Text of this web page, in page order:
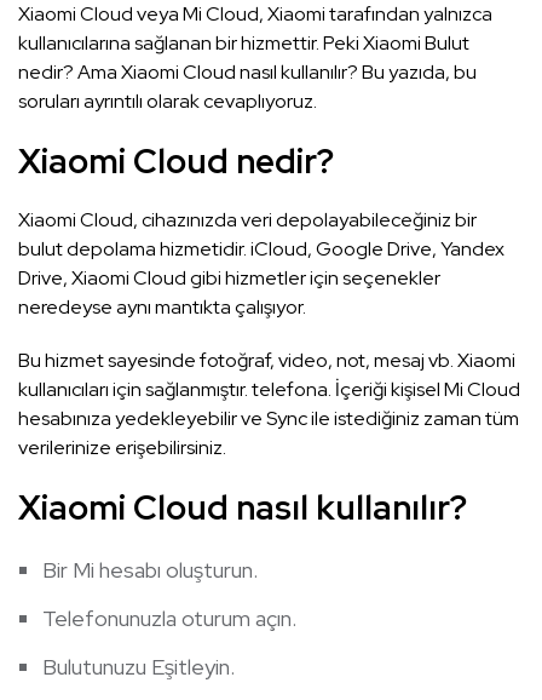
Xiaomi Cloud veya Mi Cloud, Xiaomi tarafından yalnızca
kullanıcılarına sağlanan bir hizmettir. Peki Xiaomi Bulut
nedir? Ama Xiaomi Cloud nasıl kullanılır? Bu yazıda, bu
soruları ayrıntılı olarak cevaplıyoruz.
Xiaomi Cloud nedir?
Xiaomi Cloud, cihazınızda veri depolayabileceğiniz bir
bulut depolama hizmetidir. iCloud, Google Drive, Yandex
Drive, Xiaomi Cloud gibi hizmetler için seçenekler
neredeyse aynı mantıkta çalışıyor.
Bu hizmet sayesinde fotoğraf, video, not, mesaj vb. Xiaomi
kullanıcıları için sağlanmıştır. telefona. İçeriği kişisel Mi Cloud
hesabınıza yedekleyebilir ve Sync ile istediğiniz zaman tüm
verilerinize erişebilirsiniz.
Xiaomi Cloud nasıl kullanılır?
Bir Mi hesabı oluşturun.
Telefonunuzla oturum açın.
Bulutunuzu Eşitleyin.